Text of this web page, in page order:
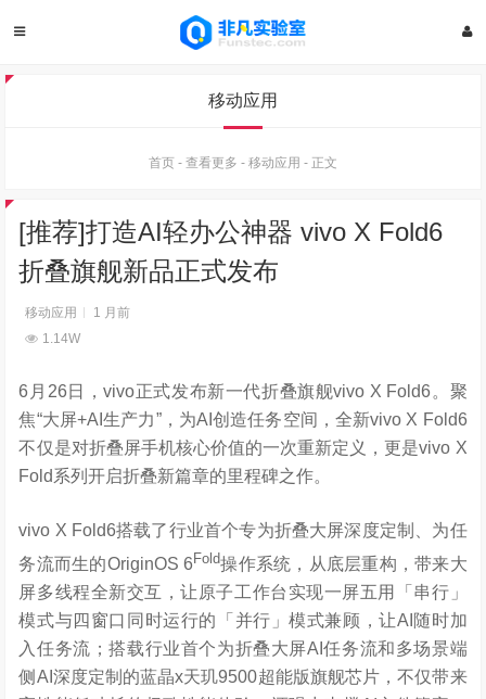
移动应用
首页 - 查看更多 - 移动应用 - 正文
[推荐]打造AI轻办公神器 vivo X Fold6
折叠旗舰新品正式发布
移动应用
1 月前
1.14W
6月26日，vivo正式发布新一代折叠旗舰vivo X Fold6。聚
焦“大屏+AI生产力”，为AI创造任务空间，全新vivo X Fold6
不仅是对折叠屏手机核心价值的一次重新定义，更是vivo X
Fold系列开启折叠新篇章的里程碑之作。
vivo X Fold6搭载了行业首个专为折叠大屏深度定制、为任
务流而生的OriginOS 6 Fold操作系统，从底层重构，带来大
屏多线程全新交互，让原子工作台实现一屏五用「串行」
模式与四窗口同时运行的「并行」模式兼顾，让AI随时加
入任务流；搭载行业首个为折叠大屏AI任务流和多场景端
侧AI深度定制的蓝晶x天玑9500超能版旗舰芯片，不仅带来